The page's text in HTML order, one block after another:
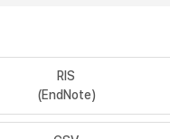
RIS
(EndNote)